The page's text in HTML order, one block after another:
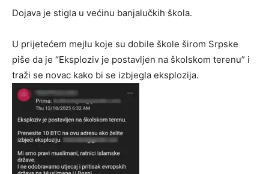
Dojava je stigla u većinu banjalučkih škola.
U prijetećem mejlu koje su dobile škole širom Srpske
piše da je “Eksploziv je postavljen na školskom terenu” i
traži se novac kako bi se izbjegla eksplozija.